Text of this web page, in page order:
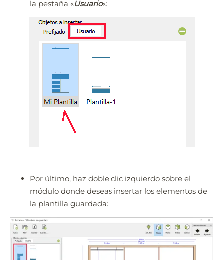
la pestaña «Usuario«:
Por último, haz doble clic izquierdo sobre el
módulo donde deseas insertar los elementos de
la plantilla guardada: